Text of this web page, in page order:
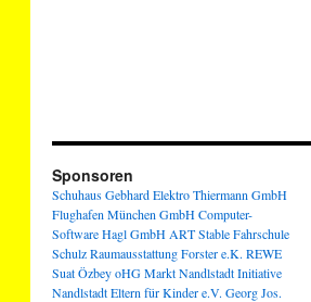
Sponsoren
Schuhaus GebhardElektro Thiermann GmbH
Flughafen München GmbHComputer-
Software Hagl GmbH ART StableFahrschule
SchulzRaumausstattung Forster e.K. REWE
Suat Özbey oHGMarkt NandlstadtInitiative
Nandlstadt Eltern für Kinder e.V. Georg Jos.